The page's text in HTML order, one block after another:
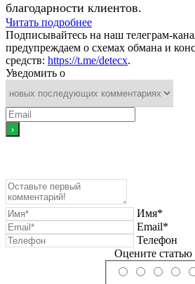
благодарности клиентов.
Читать подробнее
Подписывайтесь на наш телеграм-
предупреждаем о схемах обмана и
средств: https://t.me/detecx.
Уведомить о
Имя*
Email*
Телефон
Оцените статью